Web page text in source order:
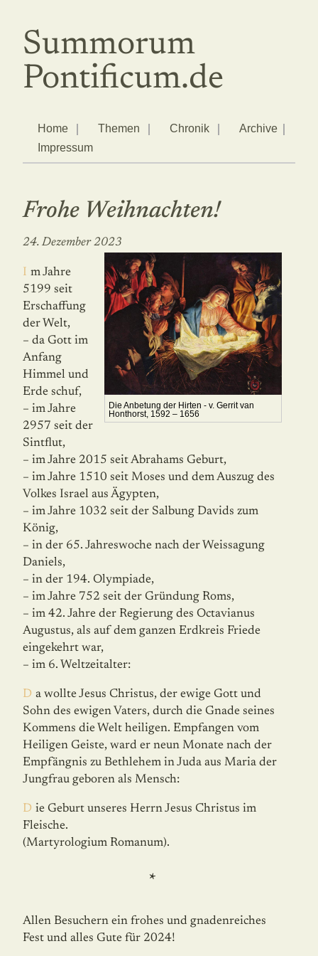
Summorum
Pontificum.de
Home Themen Chronik
Archive
Impressum
Frohe Weihnachten!
24. Dezember 2023
Die Anbetung der Hirten - v. Gerrit van
Honthorst, 1592 – 1656
Im Jahre
5199 seit
Erschaffung
der Welt,
– da Gott im
Anfang
Himmel und
Erde schuf,
– im Jahre
2957 seit der
Sintflut,
– im Jahre 2015 seit Abrahams Geburt,
– im Jahre 1510 seit Moses und dem Auszug des
Volkes Israel aus Ägypten,
– im Jahre 1032 seit der Salbung Davids zum
König,
– in der 65. Jahreswoche nach der Weissagung
Daniels,
– in der 194. Olympiade,
– im Jahre 752 seit der Gründung Roms,
– im 42. Jahre der Regierung des Octavianus
Augustus, als auf dem ganzen Erdkreis Friede
eingekehrt war,
– im 6. Weltzeitalter:
Da wollte Jesus Christus, der ewige Gott und
Sohn des ewigen Vaters, durch die Gnade seines
Kommens die Welt heiligen. Empfangen vom
Heiligen Geiste, ward er neun Monate nach der
Empfängnis zu Bethlehem in Juda aus Maria der
Jungfrau geboren als Mensch:
Die Geburt unseres Herrn Jesus Christus im
Fleische.
(Martyrologium Romanum).
*
Allen Besuchern ein frohes und gnadenreiches
Fest und alles Gute für 2024!